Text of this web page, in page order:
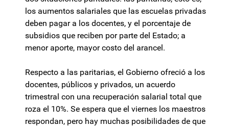
los aumentos salariales que las escuelas privadas
deben pagar a los docentes, y el porcentaje de
subsidios que reciben por parte del Estado; a
menor aporte, mayor costo del arancel.
Respecto a las paritarias, el Gobierno ofreció a los
docentes, públicos y privados, un acuerdo
trimestral con una recuperación salarial total que
roza el 10%. Se espera que el viernes los maestros
respondan, pero hay muchas posibilidades de que